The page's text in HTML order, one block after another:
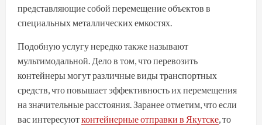
представляющие собой перемещение объектов в
специальных металлических емкостях.
Подобную услугу нередко также называют
мультимодальной. Дело в том, что перевозить
контейнеры могут различные виды транспортных
средств, что повышает эффективность их перемещения
на значительные расстояния. Заранее отметим, что если
вас интересуютконтейнерные отправки в Якутске, то